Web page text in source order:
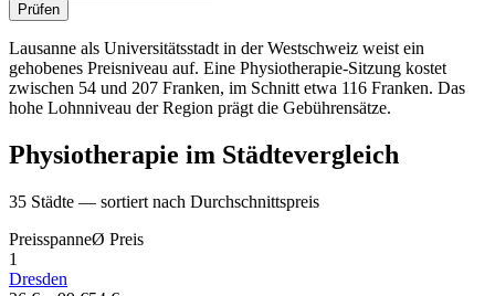
Prüfen
Lausanne als Universitätsstadt in der Westschweiz weist ein
gehobenes Preisniveau auf. Eine Physiotherapie-Sitzung kostet
zwischen 54 und 207 Franken, im Schnitt etwa 116 Franken. Das
hohe Lohnniveau der Region prägt die Gebührensätze.
Physiotherapie im Städtevergleich
35 Städte — sortiert nach Durchschnittspreis
PreisspanneØ Preis
1
Dresden